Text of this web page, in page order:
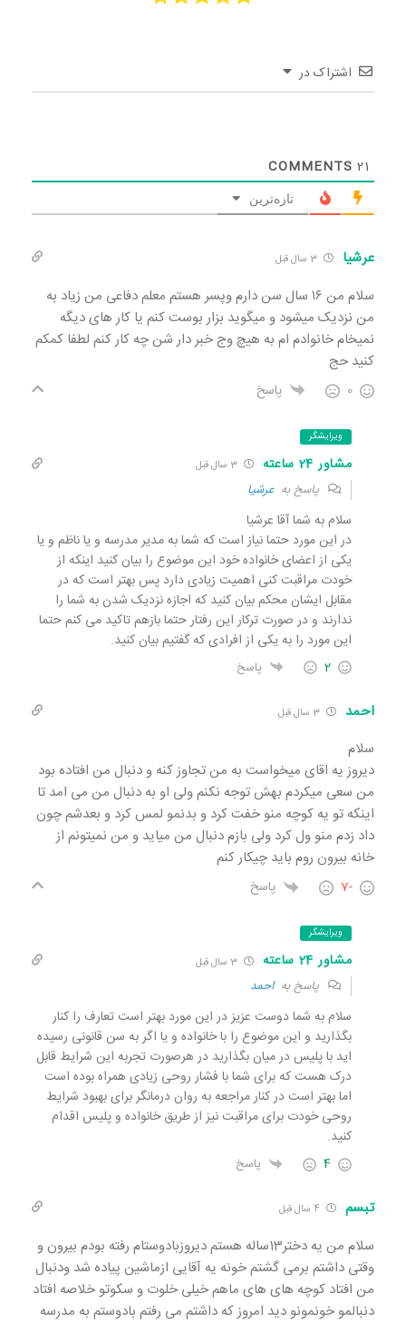
اشتراک در
21
COMMENTS
تازه‌ترین
عرشیا 3 سال قبل
سلام من ۱۶ سال سن دارم وپسر هستم معلم دفاعی من زیاد به
من نزدیک میشود و میگوید بزار بوست کنم یا کار های دیگه
نمیخام خانوادم ام به هیچ وج خبر دار شن چه کار کنم لطفا کمکم
کنید حج
0 پاسخ
ویرایشگر
مشاور 24 ساعته 3 سال قبل
پاسخ بهعرشیا
سلام به شما آقا عرشیا
در این مورد حتما نیاز است که شما به مدیر مدرسه و یا ناظم و یا
یکی از اعضای خانواده خود این موضوع را بیان کنید اینکه از
خودت مراقبت کنی اهمیت زیادی دارد پس بهتر است که در
مقابل ایشان محکم بیان کنید که اجازه نزدیک شدن به شما را
ندارند و در صورت ترکار این رفتار حتما بازهم تاکید می کنم حتما
این مورد را به یکی از افرادی که گفتیم بیان کنید.
2 پاسخ
احمد 3 سال قبل
سلام
دیروز یه اقای میخواست به من تجاوز کنه و دنبال من افتاده بود
من سعی میکردم بهش توجه نکنم ولی او به دنبال من می امد تا
اینکه تو یه کوچه منو خفت کرد و بدنمو لمس کرد و بعدشم چون
داد زدم منو ول کرد ولی بازم دنبال من میاید و من نمیتونم از
خانه بیرون روم باید چیکار کنم
-7 پاسخ
ویرایشگر
مشاور 24 ساعته 3 سال قبل
پاسخ بهاحمد
سلام به شما دوست عزیز در این مورد بهتر است تعارف را کنار
بگذارید و این موضوع را با خانواده و یا اگر به سن قانونی رسیده
اید با پلیس در میان بگذارید در هرصورت تجربه این شرایط قابل
درک هست که برای شما با فشار روحی زیادی همراه بوده است
اما بهتر است در کنار مراجعه به روان درمانگر برای بهبود شرایط
روحی خودت برای مراقبت نیز از طریق خانواده و پلیس اقدام
کنید.
4 پاسخ
تبسم 4 سال قبل
سلام من یه دختر13ساله هستم دیروزبادوستام رفته بودم بیرون و
وقتی داشتم برمی گشتم خونه یه آقایی ازماشین پیاده شد ودنبال
من افتاد کوچه های های ماهم خیلی خلوت و سکوتو خلاصه افتاد
دنبالمو خونمونو دید امروز که داشتم می رفتم بادوستم به مدرسه